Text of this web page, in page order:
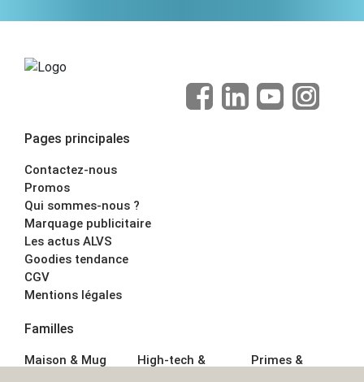
Pages principales
Contactez-nous
Promos
Qui sommes-nous ?
Marquage publicitaire
Les actus ALVS
Goodies tendance
CGV
Mentions légales
Familles
Maison & Mug
High-tech &
Primes &